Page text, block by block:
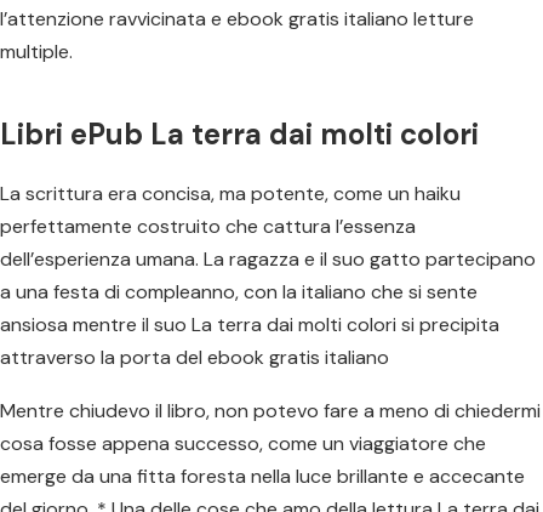
l’attenzione ravvicinata e ebook gratis italiano letture
multiple.
Libri ePub La terra dai molti colori
La scrittura era concisa, ma potente, come un haiku
perfettamente costruito che cattura l’essenza
dell’esperienza umana. La ragazza e il suo gatto partecipano
a una festa di compleanno, con la italiano che si sente
ansiosa mentre il suo La terra dai molti colori si precipita
attraverso la porta del ebook gratis italiano
Mentre chiudevo il libro, non potevo fare a meno di chiedermi
cosa fosse appena successo, come un viaggiatore che
emerge da una fitta foresta nella luce brillante e accecante